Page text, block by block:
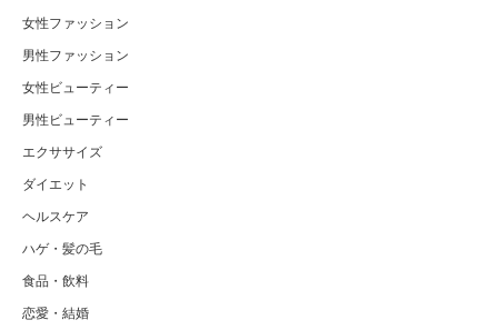
女性ファッション
男性ファッション
女性ビューティー
男性ビューティー
エクササイズ
ダイエット
ヘルスケア
ハゲ・髪の毛
食品・飲料
恋愛・結婚